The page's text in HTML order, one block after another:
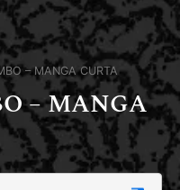
– MANGA CURTA
– MANGA